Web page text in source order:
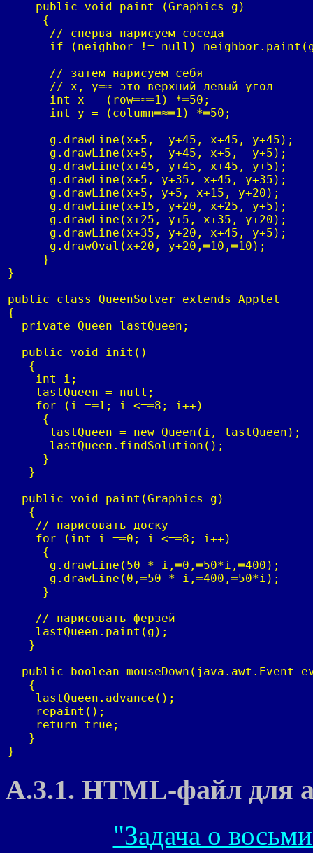
    public void paint (Graphics g)
     {
      // сперва нарисуем соседа
if (neighbor != null)
      // затем нарисуем себя
      // x, y═≈ это верхний левый угол
      int x = (row═≈═1) *═50;
      int y = (column═≈═1) *═50;
      g.drawLine(x+5,  y+45, x+45, y+45);
      g.drawLine(x+5,  y+45, x+5,  y+5);
      g.drawLine(x+45, y+45, x+45, y+5);
      g.drawLine(x+5, y+35, x+45, y+35);
      g.drawLine(x+5, y+5, x+15, y+20);
      g.drawLine(x+15, y+20, x+25, y+5);
      g.drawLine(x+25, y+5, x+35, y+20);
      g.drawLine(x+35, y+20, x+45, y+5);
      g.drawOval(x+20, y+20,═10,═10);
     }
}
public class QueenSolver extends Applet
{
  private Queen lastQueen;
  public void init()
   {
    int i;
    lastQueen = null;
    for (i =═1; i <=═8; i++)
     {
      lastQueen = new Queen(i, lastQueen);
      lastQueen.findSolution();
     }
   }
  public void paint(Graphics g)
   {
    // нарисовать доску
    for (int i =═0; i <=═8; i++)
     {
      g.drawLine(50 * i,═0,═50*i,═400);
      g.drawLine(0,═50 * i,═400,═50*i);
     }
    // нарисовать ферзей
    lastQueen.paint(g);
   }
public boolean mouseDown(java.awt.Event
   {
    lastQueen.advance();
    repaint();
    return true;
   }
}
A.3.1. HTML-файл для
"Задача о